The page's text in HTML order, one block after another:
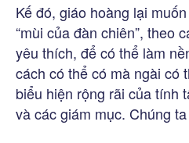
Kế đó, giáo hoàng lại
“mùi của đàn chiên”, theo
yêu thích, để có thể làm
cách có thể có mà ngài có
biểu hiện rộng rãi của tính
và các giám mục. Chúng